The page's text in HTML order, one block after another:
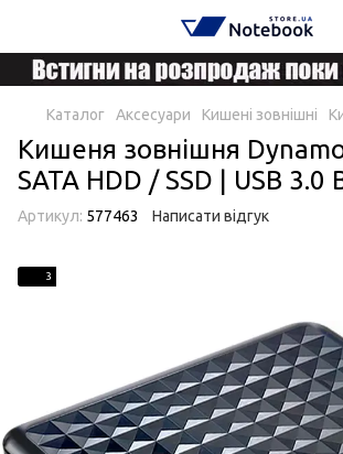
Каталог Аксесуари Кишенi зовнішнi
Кишеня зовнішня
SATA HDD / SSD | USB 3.0
Артикул: 577463 Написати відгук
3